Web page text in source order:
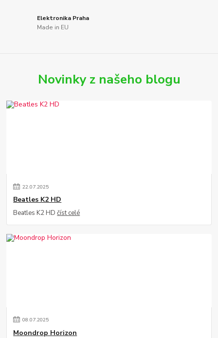
Elektronika Praha
Made in EU
Novinky z našeho blogu
22.07.2025
Beatles K2 HD
Beatles K2 HDčíst celé
08.07.2025
Moondrop Horizon